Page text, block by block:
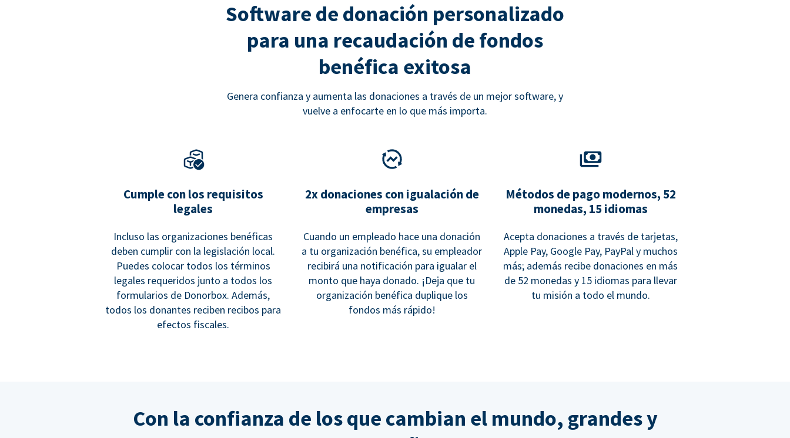
Software de donación personalizado
para una recaudación de fondos
benéfica exitosa
Genera confianza y aumenta las donaciones a través de un mejor software, y
vuelve a enfocarte en lo que más importa.
Cumple con los requisitos
legales
Incluso las organizaciones benéficas
deben cumplir con la legislación local.
Puedes colocar todos los términos
legales requeridos junto a todos los
formularios de Donorbox. Además,
todos los donantes reciben recibos para
efectos fiscales.
2x donaciones con igualación de
empresas
Cuando un empleado hace una donación
a tu organización benéfica, su empleador
recibirá una notificación para igualar el
monto que haya donado. ¡Deja que tu
organización benéfica duplique los
fondos más rápido!
Métodos de pago modernos, 52
monedas, 15 idiomas
Acepta donaciones a través de tarjetas,
Apple Pay, Google Pay, PayPal y muchos
más; además recibe donaciones en más
de 52 monedas y 15 idiomas para llevar
tu misión a todo el mundo.
Con la confianza de los que cambian el mundo, grandes y